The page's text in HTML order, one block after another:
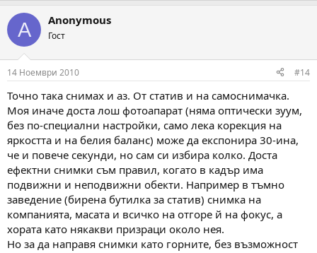
A Anonymous
Гост
14 Ноември 2010 #14
Точно така снимах и аз. От статив и на самоснимачка.
Моя иначе доста лош фотоапарат (няма оптически зуум,
без по-специални настройки, само лека корекция на
яркостта и на белия баланс) може да експонира 30-ина,
че и повече секунди, но сам си избира колко. Доста
ефектни снимки съм правил, когато в кадър има
подвижни и неподвижни обекти. Например в тъмно
заведение (бирена бутилка за статив) снимка на
компанията, масата и всичко на отгоре й на фокус, а
хората като някакви призраци около нея.
Но за да направя снимки като горните, без възможност